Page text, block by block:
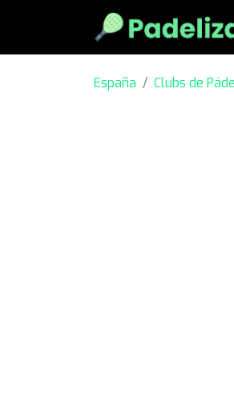
España Clubs de